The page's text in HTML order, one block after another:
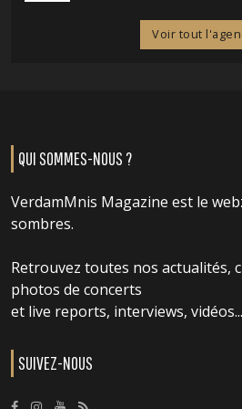
Voir tout
QUI SOMMES-NOUS ?
VerdamMnis Magazine est le
sombres.
Retrouvez toutes nos actualités,
photos de concerts
et live reports, interviews, vidéos...
SUIVEZ-NOUS